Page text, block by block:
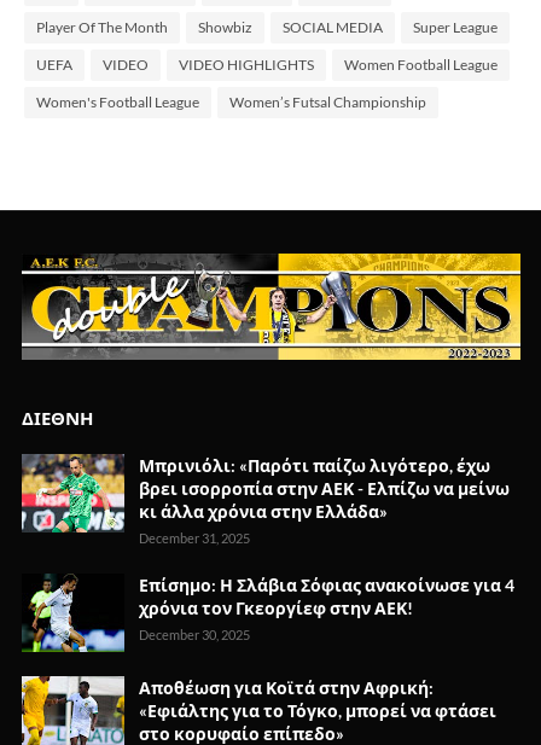
Player Of The Month Showbiz SOCIAL MEDIA Super League
UEFA VIDEO VIDEO HIGHLIGHTS Women Football League
Women's Football League Women’s Futsal Championship
ΔΙΕΘΝΗ
Μπρινιόλι: «Παρότι παίζω λιγότερο, έχω
βρει ισορροπία στην ΑΕΚ - Ελπίζω να μείνω
κι άλλα χρόνια στην Ελλάδα»
December 31, 2025
Επίσημο: Η Σλάβια Σόφιας ανακοίνωσε για 4
χρόνια τον Γκεοργίεφ στην ΑΕΚ!
December 30, 2025
Αποθέωση για Κοϊτά στην Αφρική:
«Εφιάλτης για το Τόγκο, μπορεί να φτάσει
στο κορυφαίο επίπεδο»